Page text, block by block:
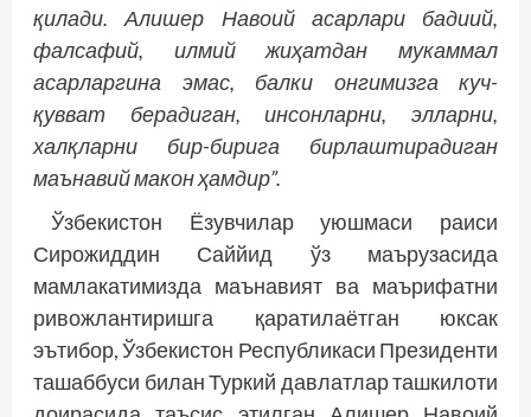
қилади. Алишер Навоий асарлари бадиий,
фалсафий, илмий жиҳатдан мукаммал
асарларгина эмас, балки онгимизга куч-
қувват берадиган, инсонларни, элларни,
халқларни бир-бирига бирлаштирадиган
маънавий макон ҳамдир”.
Ўзбекистон Ёзувчилар уюшмаси раиси
Сирожиддин Саййид ўз маърузасида
мамлакатимизда маънавият ва маърифатни
ривожлантиришга қаратилаётган юксак
эътибор, Ўзбекистон Республикаси Президенти
ташаббуси билан Туркий давлатлар ташкилоти